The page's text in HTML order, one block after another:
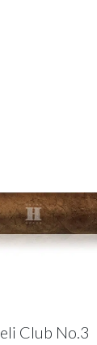
Club No.3